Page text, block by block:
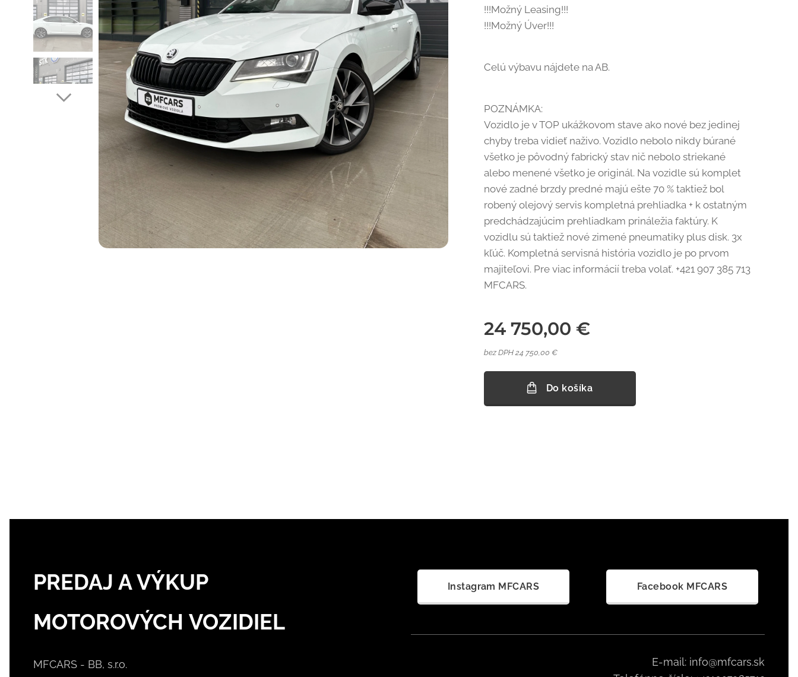
!!!Možný Leasing!!!
!!!Možný Úver!!!
Celú výbavu nájdete na AB.
POZNÁMKA:
Vozidlo je v TOP ukážkovom stave ako nové bez jedinej
chyby treba vidieť naživo. Vozidlo nebolo nikdy búrané
všetko je pôvodný fabrický stav nič nebolo striekané
alebo menené všetko je originál. Na vozidle sú komplet
nové zadné brzdy predné majú ešte 70 % taktiež bol
robený olejový servis kompletná prehliadka + k ostatným
predchádzajúcim prehliadkam prináležia faktúry. K
vozidlu sú taktiež nové zimené pneumatiky plus disk. 3x
kľúč. Kompletná servisná história vozidlo je po prvom
majiteľovi. Pre viac informácií treba volať. +421 907 385 713
MFCARS.
24 750,00 €
bez DPH 24 750,00 €
Do košíka
PREDAJ A VÝKUP
MOTOROVÝCH VOZIDIEL
MFCARS - BB, s.r.o.
Instagram MFCARS Facebook MFCARS
E-mail: info@mfcars.sk